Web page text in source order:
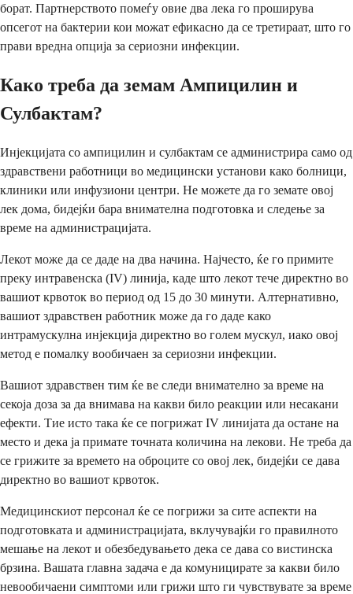
борат. Партнерството помеѓу овие два лека го проширува
опсегот на бактерии кои можат ефикасно да се третираат, што го
прави вредна опција за сериозни инфекции.
Како треба да земам Ампицилин и
Сулбактам?
Инјекцијата со ампицилин и сулбактам се администрира само од
здравствени работници во медицински установи како болници,
клиники или инфузиони центри. Не можете да го земате овој
лек дома, бидејќи бара внимателна подготовка и следење за
време на администрацијата.
Лекот може да се даде на два начина. Најчесто, ќе го примите
преку интравенска (IV) линија, каде што лекот тече директно во
вашиот крвоток во период од 15 до 30 минути. Алтернативно,
вашиот здравствен работник може да го даде како
интрамускулна инјекција директно во голем мускул, иако овој
метод е помалку вообичаен за сериозни инфекции.
Вашиот здравствен тим ќе ве следи внимателно за време на
секоја доза за да внимава на какви било реакции или несакани
ефекти. Тие исто така ќе се погрижат IV линијата да остане на
место и дека ја примате точната количина на лекови. Не треба да
се грижите за времето на оброците со овој лек, бидејќи се дава
директно во вашиот крвоток.
Медицинскиот персонал ќе се погрижи за сите аспекти на
подготовката и администрацијата, вклучувајќи го правилното
мешање на лекот и обезбедувањето дека се дава со вистинска
брзина. Вашата главна задача е да комуницирате за какви било
невообичаени симптоми или грижи што ги чувствувате за време